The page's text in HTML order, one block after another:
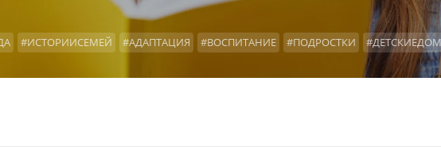
#ИСТОРИИСЕМЕЙ #АДАПТАЦИЯ #ВОСПИТАНИЕ #ПОДРОСТКИ
#ДОИПОСЛЕ #ОТЧЕТЫФОНДА #ВОЗВРАТЫ #ТАЙНАУСЫНОВЛЕНИЯ